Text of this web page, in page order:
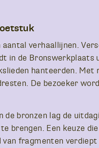
verhaallijnen.
in de Bronswerkplaats
hanteerden.
De bezoeker
de bronzen lag de
brengen. Een keuze
van fragmenten